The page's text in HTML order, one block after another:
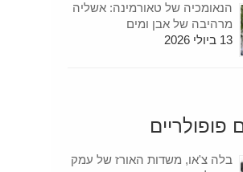
הנאומכיה של טאורמינה: אשליה
מרהיבה של אבן ומים
13 ביולי 2026
פופולריים
בלה צ'או, משדות האורז של עמק